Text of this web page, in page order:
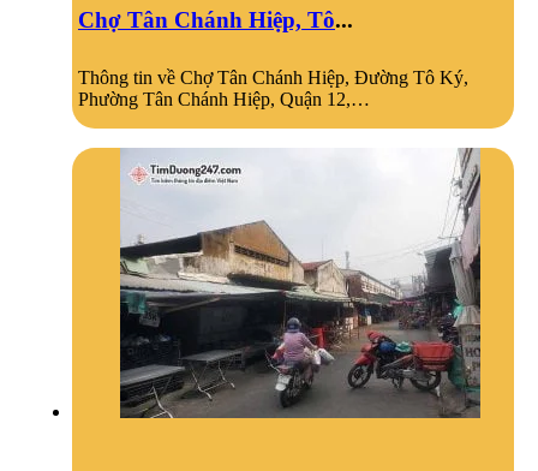
Chợ Tân Chánh Hiệp, Tô...
Thông tin về Chợ Tân Chánh Hiệp, Đường Tô Ký,
Phường Tân Chánh Hiệp, Quận 12,…